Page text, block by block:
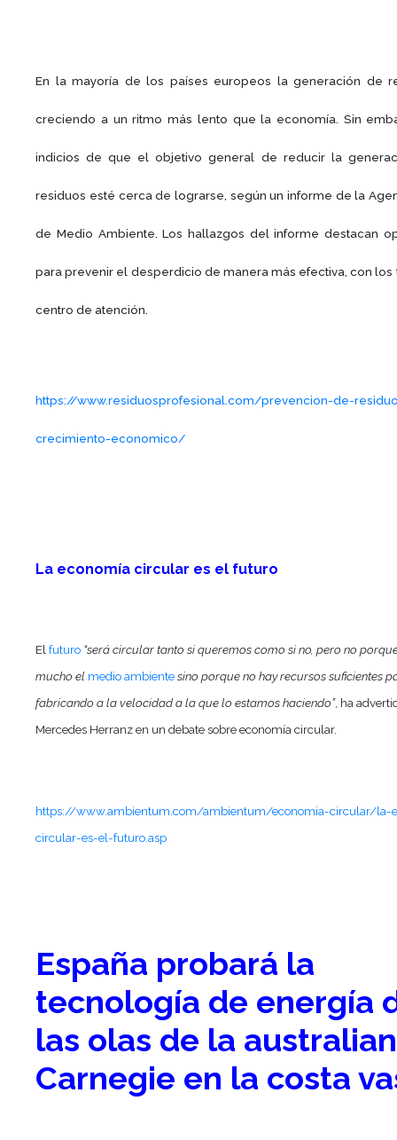
En la mayoría de los países europeos la generación de
creciendo a un ritmo más lento que la economía. Sin
indicios de que el objetivo general de reducir la
residuos esté cerca de lograrse, según un informe de la
de Medio Ambiente. Los hallazgos del informe destacan
para prevenir el desperdicio de manera más efectiva, con los
centro de atención.
https://www.residuosprofesional.com/prevencion-de-
crecimiento-economico/
La economía circular es el futuro
Elfuturo “será circular tanto si queremos como si no, pero no
mucho el medio ambientesino porque no hay recursos suficientes
fabricando a la velocidad a la que lo estamos haciendo”, ha
Mercedes Herranz en un debate sobre economía circular.
https://www.ambientum.com/ambientum/economia-circular/la-
circular-es-el-futuro.asp
España probará la
tecnología de energía
las olas de la
Carnegie en la costa